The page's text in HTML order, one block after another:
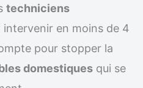
techniciens
intervenir en moins de 4
pour stopper la
domestiques qui se